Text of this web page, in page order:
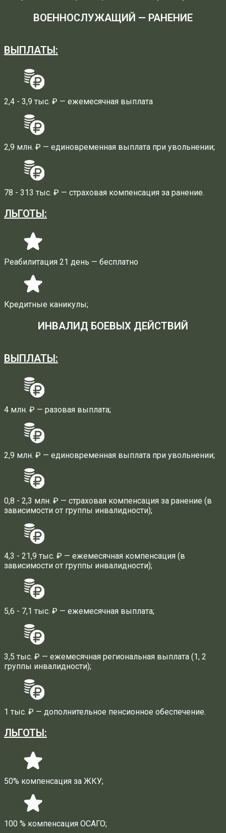
ВОЕННОСЛУЖАЩИЙ — РАНЕНИЕ
ВЫПЛАТЫ:
2,4 - 3,9 тыс. ₽ — ежемесячная выплата
2,9 млн. ₽ — единовременная выплата при увольнении;
78 - 313 тыс. ₽ — страховая компенсация за ранение.
ЛЬГОТЫ:
Реабилитация 21 день — бесплатно
Кредитные каникулы;
ИНВАЛИД БОЕВЫХ ДЕЙСТВИЙ
ВЫПЛАТЫ:
4 млн. ₽ — разовая выплата;
2,9 млн. ₽ — единовременная выплата при увольнении;
0,8 - 2,3 млн. ₽ — страховая компенсация за ранение (в
зависимости от группы инвалидности);
4,3 - 21,9 тыс. ₽ — ежемесячная компенсация (в
зависимости от группы инвалидности);
5,6 - 7,1 тыс. ₽ — ежемесячная выплата;
3,5 тыс. ₽ — ежемесячная региональная выплата (1, 2
группы инвалидности);
1 тыс. ₽ — дополнительное пенсионное обеспечение.
ЛЬГОТЫ:
50% компенсация за ЖКУ;
100 % компенсация ОСАГО;